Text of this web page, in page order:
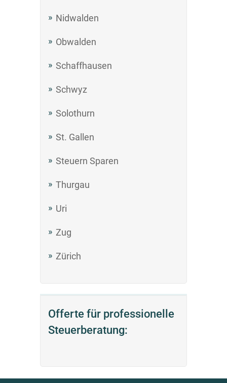
Nidwalden
Obwalden
Schaffhausen
Schwyz
Solothurn
St. Gallen
Steuern Sparen
Thurgau
Uri
Zug
Zürich
Offerte für professionelle
Steuerberatung: